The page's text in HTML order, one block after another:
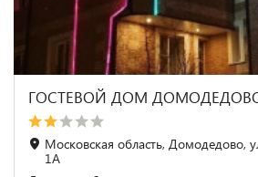
ГОСТЕВОЙ ДОМ
Московская область, Домодедово,
1А